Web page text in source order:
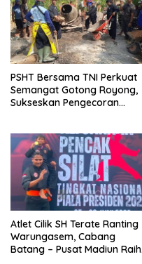
PSHT Bersama TNI Perkuat
Semangat Gotong Royong,
Sukseskan Pengecoran
Atlet Cilik SH Terate Ranting
Warungasem, Cabang
Batang – Pusat Madiun Raih